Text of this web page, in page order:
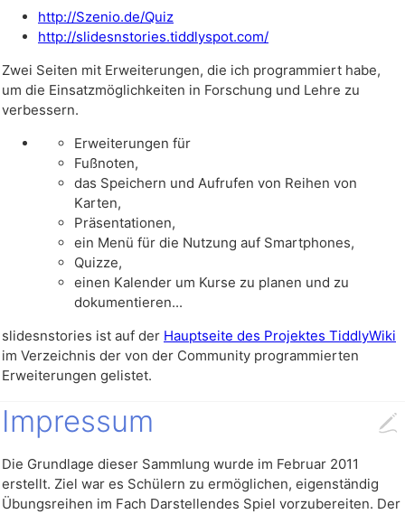
http://Szenio.de/Quiz
http://slidesnstories.tiddlyspot.com/
Zwei Seiten mit Erweiterungen, die ich programmiert habe,
um die Einsatzmöglichkeiten in Forschung und Lehre zu
verbessern.
Erweiterungen für
Fußnoten,
das Speichern und Aufrufen von Reihen von
Karten,
Präsentationen,
ein Menü für die Nutzung auf Smartphones,
Quizze,
einen Kalender um Kurse zu planen und zu
dokumentieren...
slidesnstories ist auf der Hauptseite des Projektes TiddlyWiki
im Verzeichnis der von der Community programmierten
Erweiterungen gelistet.
Impressum
Die Grundlage dieser Sammlung wurde im Februar 2011
erstellt. Ziel war es Schülern zu ermöglichen, eigenständig
Übungsreihen im Fach Darstellendes Spiel vorzubereiten. Der